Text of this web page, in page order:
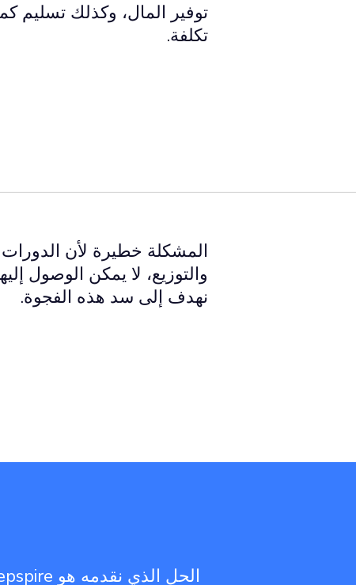
توفير المال، وكذلك تسليم
تكلفة.
المشكلة خطيرة لأن الدورات
والتوزيع، لا يمكن الوصول
نهدف إلى سد هذه الفجوة.